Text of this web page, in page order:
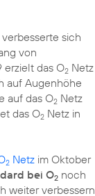
verbesserte sich
von
erzielt das O2 Netz
auf Augenhöhe
auf das O2 Netz
das O2 Netz in
2 Netz im Oktober
bei O2 noch
weiter verbessern